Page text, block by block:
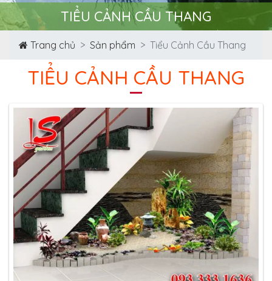
TIỂU CẢNH CẦU THANG
Trang chủ Sản phẩm Tiểu Cảnh Cầu Thang
TIỂU CẢNH CẦU THANG